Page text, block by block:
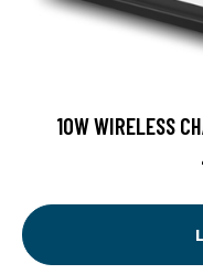
10W WIRELESS